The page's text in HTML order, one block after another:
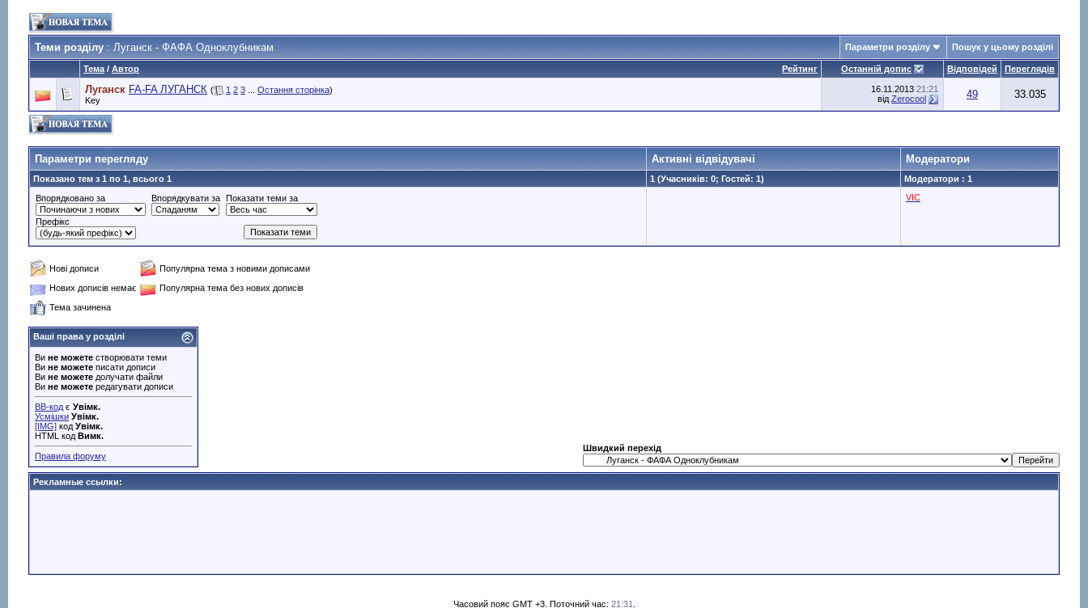
Теми розділу : Луганск - ФАФА Одноклубникам Параметри розділу Пошук у цьому розділі
Рейтинг
Тема / Автор Останній допис Відповідей Переглядів
Луганск FA-FA ЛУГАНСК ( 1 2 3 Остання сторінка)
Key
16.11.2013 21:21
від Zerocool 49 33.035
Параметри перегляду Активні відвідувачі Модератори
Показано тем з 1 по 1, всього 1 1 (Учасників: 0; Гостей: 1)
Модератори : 1
Впорядковано за
Впорядкувати за Показати теми за
Префікс
VIC
Нові дописи
Популярна тема з новими дописами
Нових дописів немає
Популярна тема без нових дописів
Тема зачинена
Ваші права у розділі
Ви не можете створювати теми
Ви не можете писати дописи
Ви не можете долучати файли
Ви не можете редагувати дописи
BB-код є Увімк.
Усмішки Увімк.
[IMG] код Увімк.
HTML код Вимк.
Правила форуму
Швидкий перехід
Рекламные ссылки:
Часовий пояс GMT +3. Поточний час: 21:31